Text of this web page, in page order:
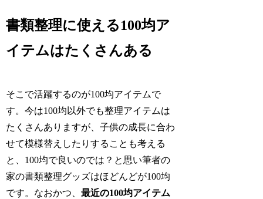
書類整理に使える100均ア
イテムはたくさんある
そこで活躍するのが100均アイテムで
す。今は100均以外でも整理アイテムは
たくさんありますが、子供の成長に合わ
せて模様替えしたりすることも考える
と、100均で良いのでは？と思い筆者の
家の書類整理グッズはほどんどが100均
です。なおかつ、最近の100均アイテム